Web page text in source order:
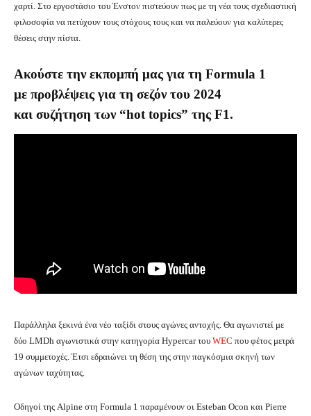
χαρτί. Στο εργοστάσιο του Ένστον πιστεύουν πως με τη νέα τους σχεδιαστική
φιλοσοφία να πετύχουν τους στόχους τους και να παλεύουν για καλύτερες
θέσεις στην πίστα.
Ακούστε την εκπομπή μας για τη Formula 1
με προβλέψεις για τη σεζόν του 2024
και συζήτηση των “hot topics” της F1.
Παράλληλα ξεκινά ένα νέο ταξίδι στους αγώνες αντοχής. Θα αγωνιστεί με
δύο LMDh αγωνιστικά στην κατηγορία Hypercar του WEC που φέτος μετρά
19 συμμετοχές. Έτσι εδραιώνει τη θέση της στην παγκόσμια σκηνή των
αγώνων ταχύτητας.
Οδηγοί της Alpine στη Formula 1 παραμένουν οι Esteban Ocon και Pierre